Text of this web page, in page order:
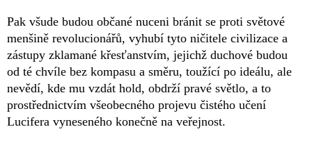
Pak všude budou občané nuceni bránit se proti světové
menšině revolucionářů, vyhubí tyto ničitele civilizace a
zástupy zklamané křesťanstvím, jejichž duchové budou
od té chvíle bez kompasu a směru, toužící po ideálu, ale
nevědí, kde mu vzdát hold, obdrží pravé světlo, a to
prostřednictvím všeobecného projevu čistého učení
Lucifera vyneseného konečně na veřejnost.